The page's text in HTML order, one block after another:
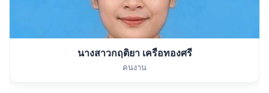
นางสาวกฤติยา เครือทองศรี
คนงาน